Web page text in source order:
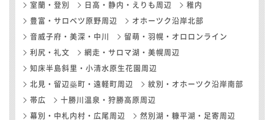
室蘭・登別 日高・静内・えりも周辺 稚内
豊富・サロベツ原野周辺 オホーツク沿岸北部
音威子府・美深・中川 留萌・羽幌・オロロンライン
利尻・礼文 網走・サロマ湖・美幌周辺
知床半島斜里・小清水原生花園周辺
北見・留辺蘂町・遠軽町周辺 紋別・オホーツク沿岸南部
帯広 十勝川温泉・狩勝高原周辺
幕別・中札内村・広尾周辺 然別湖・糠平湖・足寄周辺